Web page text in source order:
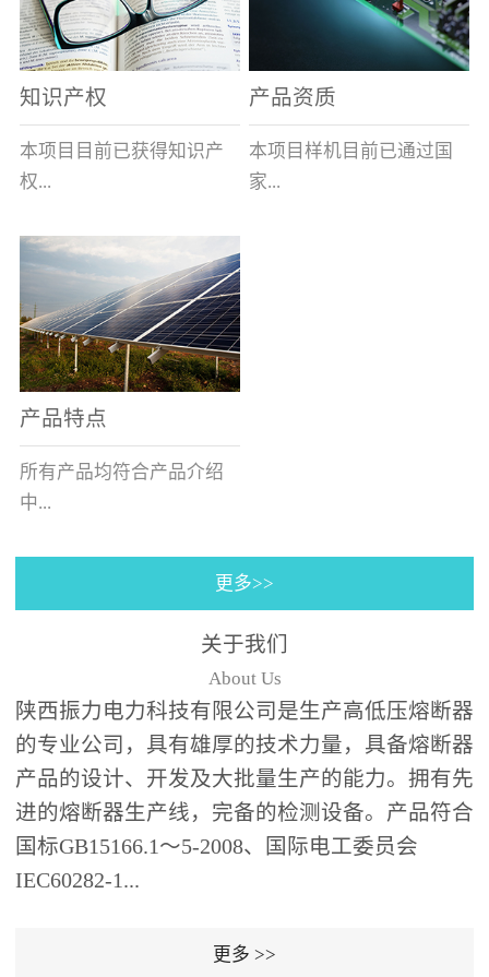
表示带熔断指示及信号输
出功能,在S后加/H数字表
示适用于高海拔产品,即H1
表示大于1000米小于等于
米小于等于3000米，H3表
示大于3000米小于等于
孔同心；熔断器装入箱体
后，熔断器支架壳外表皮
皮和端部与变压器油箱内
壁及异相电缆之间需保持
足够的绝缘距离；熔断器
为水平安装,并与变压器箱
体面板垂直,熔断器伸入油
箱的部分应浸入变压器绝
缘油中并用绝缘支架(用户
在变压器箱中安装好绝缘
全球的风能约为
2.74×109MW，其中可...
全性、相对的广泛性、确
实的长寿命和免维护性、
资源的充...
知识产权
本项目目前已获得知识产
权...
8项，其中发明专利2项，
实用新型专利6项。目前低
压事业部拿到三项专利。
产品资质
本项目样机目前已通过国
家...
产品特点
所有产品均符合产品介绍
中...
的时间-电流特性曲线。给
合适的产品（时间-电流特
性曲线表示虚拟的熔化时
间与...
更多>>
关于我们
About Us
陕西振力电力科技有限公司是生产高低压熔断器
的专业公司，具有雄厚的技术力量，具备熔断器
产品的设计、开发及大批量生产的能力。拥有先
进的熔断器生产线，完备的检测设备。产品符合
国标GB15166.1～5-2008、国际电工委员会
IEC60282-1...
更多 >>